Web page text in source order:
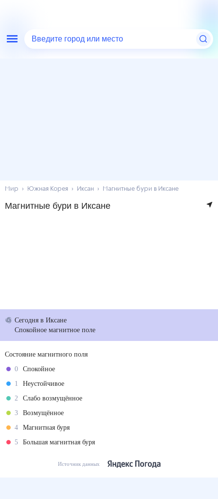
Введите город или место
Мир Южная Корея Иксан Магнитные бури в Иксане
Магнитные бури в Иксане
Сегодняв Иксане
Спокойное магнитное поле
Состояние магнитного поля
0
Спокойное
1
Неустойчивое
2
Слабо возмущённое
3
Возмущённое
4
Магнитная буря
5
Большая магнитная буря
Источник данных